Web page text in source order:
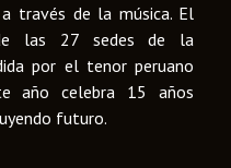
través de la música. El
las 27 sedes de la
por el tenor peruano
año celebra 15 años
futuro.